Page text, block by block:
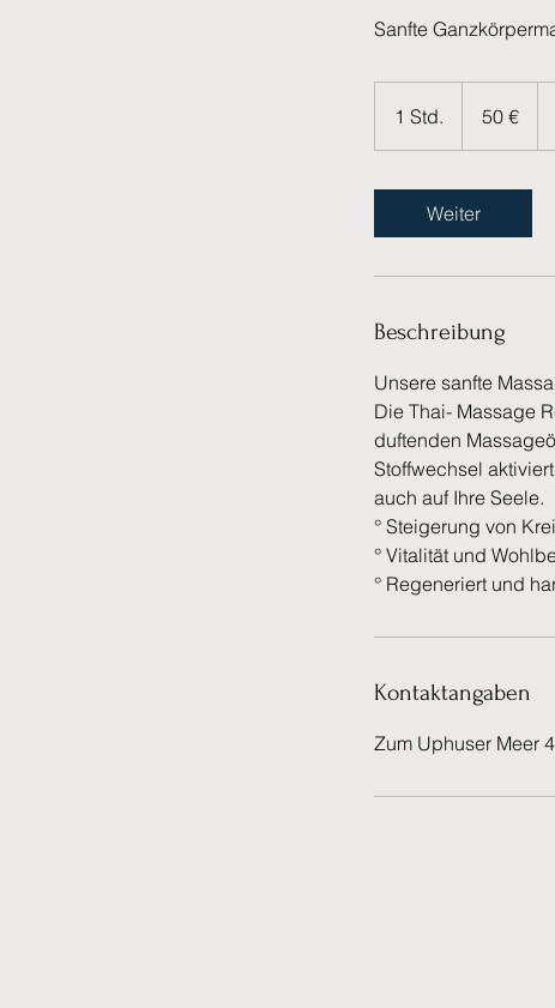
Sanfte
1 Std.
S
50 €
Weiter
Beschreibung
Unsere sanfte
Die Thai- Massage
duftenden
Stoffwechsel
auch auf Ihre Seele.
° Steigerung von
° Vitalität und
° Regeneriert und
Kontaktangaben
Zum Uphuser Meer